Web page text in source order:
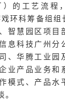
）的工艺流程
环科筹备组组
智慧园区项目
息科技广州分
、华腾工业园
业产品业务和
模式、产品水